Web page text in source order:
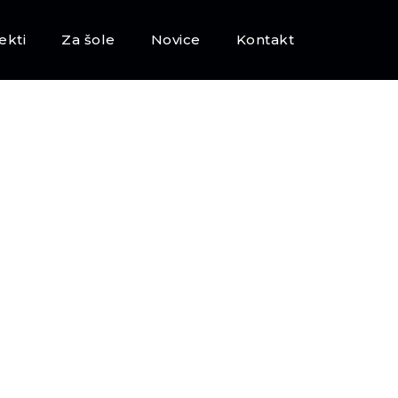
Za šole Novice Kontakt